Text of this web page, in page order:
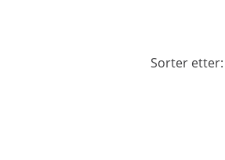
Sorter etter: